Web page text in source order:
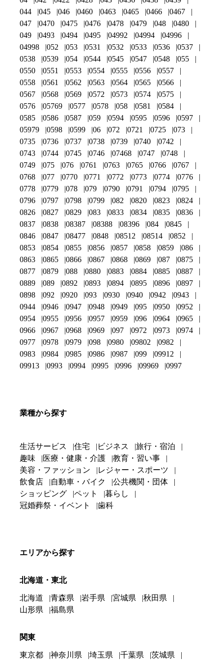
044
045 046 0460 0463 0465 0466
0467
047
0470 0475 0476 0478 0479 048
0480
049
0493 0494 0495 04992 04994
04996
04998
052 053 0531 0532 0533 0536
0537
0538
0539 054 0544 0545 0547 0548
055
0550
0551 0553 0554 0555 0556
0557
0558
0561 0562 0563 0564 0565
0566
0567
0568 0569 0572 0573 0574
0575
0576
05769 0577 0578 058 0581
0584
0585
0586 0587 059 0594 0595 0596
0597
05979
0598 0599 06 072 0721 0725
073
0735
0736 0737 0738 0739 0740
0742
0743
0744 0745 0746 07468 0747
0748
0749
075 076 0761 0763 0765 0766
0767
0768
077 0770 0771 0772 0773 0774
0776
0778
0779 078 079 0790 0791 0794
0795
0796
0797 0798 0799 082 0820 0823
0824
0826
0827 0829 083 0833 0834 0835
0836
0837
0838 08387 08388 08396 084
0845
0846
0847 08477 0848 08512 08514
0852
0853
0854 0855 0856 0857 0858 0859
086
0863
0865 0866 0867 0868 0869 087
0875
0877
0879 088 0880 0883 0884 0885
0887
0889
089 0892 0893 0894 0895 0896
0897
0898
092 0920 093 0930 0940 0942
0943
0944
0946 0947 0948 0949 095 0950
0952
0954
0955 0956 0957 0959 096 0964
0965
0966
0967 0968 0969 097 0972 0973
0974
0977
0978 0979 098 0980 09802
0982
0983
0984 0985 0986 0987 099
09912
09913
0993 0994 0995 0996 09969 0997
業種から探す
生活サービス 住宅 ビジネス
旅行・宿泊
趣味
医療・健康・介護
教育・習い事
美容・ファッション
レジャー・スポーツ
飲食店
自動車・バイク
公共機関・団体
ショッピング
ペット
暮らし
冠婚葬祭・イベント
歯科
エリアから探す
北海道・東北
北海道 青森県 岩手県 宮城県
秋田県
山形県
福島県
関東
東京都 神奈川県 埼玉県 千葉県
茨城県